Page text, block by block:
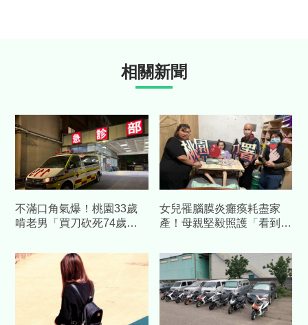
相關新聞
不滿口角氣爆！桃園33歲
啃老男「買刀砍死74歲老
樣
女兒罹腦膜炎癱瘓耗盡家
產！母親堅毅照護「看到笑
關懷送慰問金